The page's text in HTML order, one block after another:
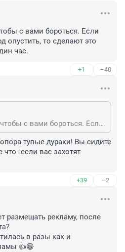
с вами бороться. Если
опустить, то сделают это
час.
+1 –40
Да кому вы нужны, чтобы с вами бороться. Если захотят реально народ опустить, то сделают это экономически и за один час.
тупые дураки! Вы сидите
что "если вас захотят
+39 –2
размещать рекламу, после
в разы как и
👍😁